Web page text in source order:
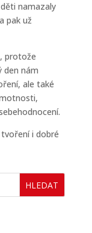
namazaly
pak už
protože
den nám
ale také
i dobré
HLEDAT